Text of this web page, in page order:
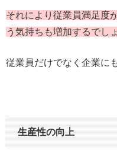
それにより従業員満足度
う気持ちも増加するでし
従業員だけでなく企業に
生産性の向上